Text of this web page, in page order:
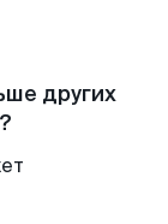
других